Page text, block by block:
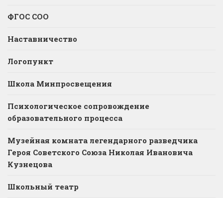
ФГОС СОО
Наставничество
Логопункт
Школа Минпросвещения
Психологическое сопровождение
образовательного процесса
Музейная комната легендарного разведчика
Героя Советского Союза Николая Ивановича
Кузнецова
Школьный театр